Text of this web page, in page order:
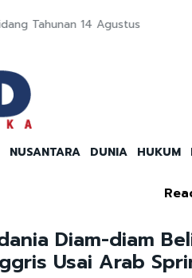
Makin Mendunia
NUSANTARA DUNIA HUKUM
Diam-diam
Usai Arab